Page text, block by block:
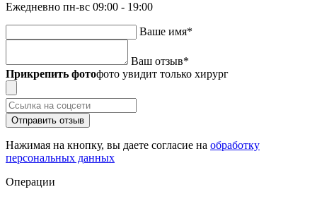
Ежедневно пн-вс 09:00 - 19:00
Ваше имя*
Ваш отзыв*
Прикрепить фотофото увидит только хирург
Отправить отзыв
Нажимая на кнопку, вы даете согласие на обработку
персональных данных
Операции